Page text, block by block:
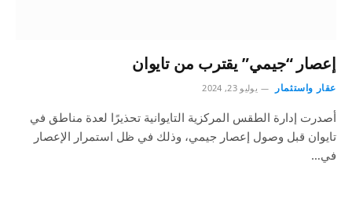
إعصار “جيمي” يقترب من تايوان
عقار واستثمار يوليو 23, 2024
أصدرت إدارة الطقس المركزية التايوانية تحذيرًا لعدة مناطق في
تايوان قبل وصول إعصار جيمي، وذلك في ظل استمرار الإعصار
في…